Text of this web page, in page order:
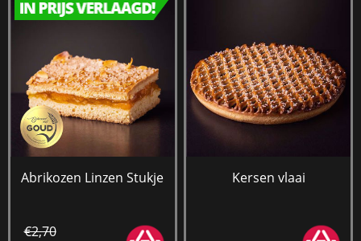
Abrikozen Linzen Stukje
€2,70
Kersen vlaai